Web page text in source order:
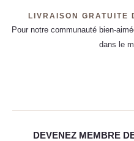
LIVRAISON GRATUITE
Pour notre communauté bien-
dans le
DEVENEZ MEMBRE